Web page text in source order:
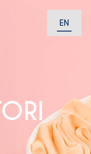
EN